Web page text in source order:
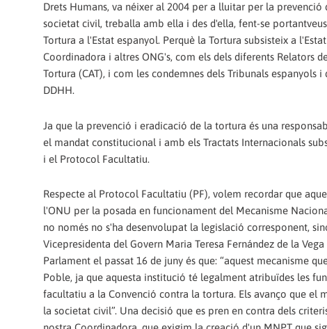
Drets Humans, va néixer al 2004 per a lluitar per la
societat civil, treballa amb ella i des d'ella, fent-se
Tortura a l'Estat espanyol. Perquè la Tortura subsisteix a
Coordinadora i altres ONG's, com els dels diferents Relators
Tortura (CAT), i com les condemnes dels Tribunals espanyols
DDHH.
Ja que la prevenció i eradicació de la tortura és una
el mandat constitucional i amb els Tractats Internacionals
i el Protocol Facultatiu.
Respecte al Protocol Facultatiu (PF), volem recordar que
l'ONU per la posada en funcionament del Mecanisme
no només no s'ha desenvolupat la legislació corresponent,
Vicepresidenta del Govern Maria Teresa Fernández de la
Parlament el passat 16 de juny és que: “aquest mecanisme
Poble, ja que aquesta institució té legalment atribuïdes les
facultatiu a la Convenció contra la tortura. Els avanço que el
la societat civil”. Una decisió que es pren en contra dels